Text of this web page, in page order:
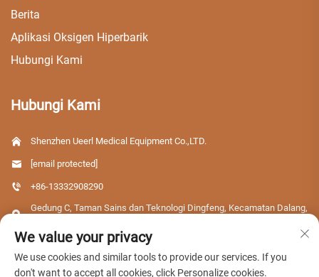
Berita
Aplikasi Oksigen Hiperbarik
Hubungi Kami
Hubungi Kami
Shenzhen Ueerl Medical Equipment Co.,LTD.
[email protected]
+86-13332908290
Gedung C, Taman Sains dan Teknologi Dingfeng, Kecamatan Dalang,
We value your privacy
We use cookies and similar tools to provide our services. If you
don't want to accept all cookies, click Personalize cookies.